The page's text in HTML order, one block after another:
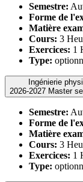
Semestre:
Forme de
Matière
Cours: 3
Exercices: 1
Type:
Ingénierie
2026-2027
Semestre:
Forme de
Matière
Cours: 3
Exercices: 1
Type: